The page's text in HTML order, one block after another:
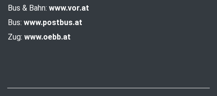
Bus & Bahn: www.vor.at
Bus: www.postbus.at
Zug: www.oebb.at